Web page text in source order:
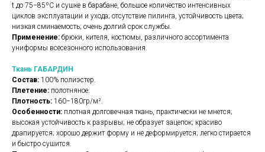
t до 75−85ºС и сушке в барабане, большое количество интенсивных
циклов эксплуатации и ухода; отсутствие пилинга, устойчивость цвета;
низкая сминаемость; очень долгий срок службы.
Применение: брюки, кителя, костюмы, различного ассортимента
униформы всесезонного использования.
Ткань ГАБАРДИН
Состав: 100% полиэстер.
Плетение: полотняное.
Плотность: 160−180гр/м².
Особенности: плотная долговечная ткань, практически не мнется;
высокая устойчивость к разрывы; не образует зацепок; красиво
драпируется; хорошо держит форму и не деформируется; легко стирается
и быстро сушится.